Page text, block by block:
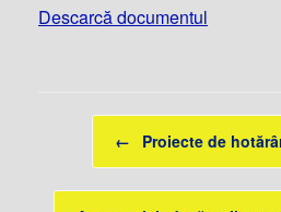
Descarcă documentul
← Proiecte de